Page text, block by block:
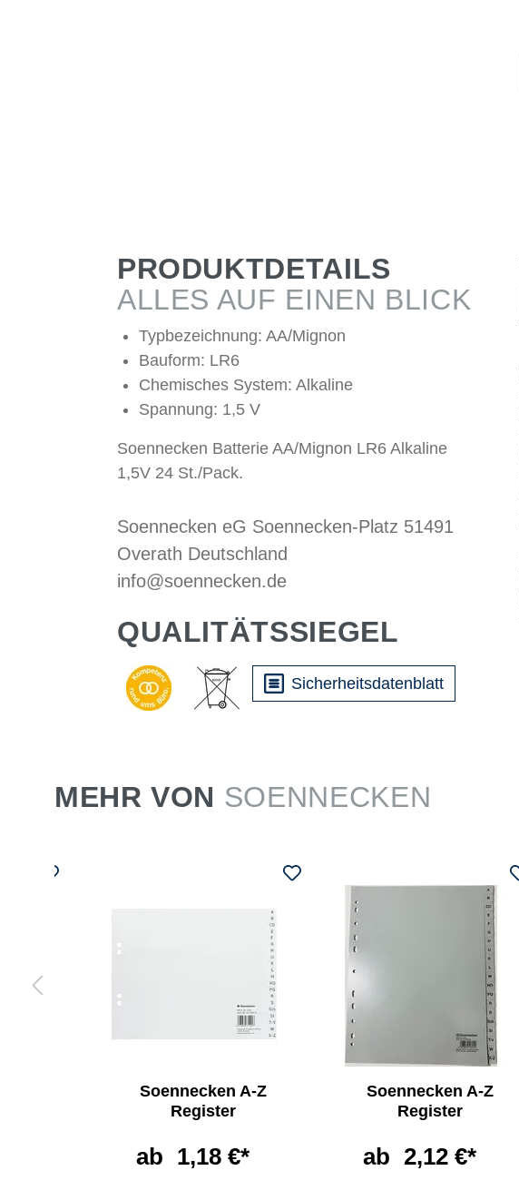
PRODUKTDETAILS
ALLES AUF EINEN BLICK
Typbezeichnung: AA/Mignon
Bauform: LR6
Chemisches System: Alkaline
Spannung: 1,5 V
Soennecken Batterie AA/Mignon LR6 Alkaline
1,5V 24 St./Pack.
Soennecken eG Soennecken-Platz 51491
Overath Deutschland
info@soennecken.de
QUALITÄTSSIEGEL
Sicherheitsdatenblatt
MEHR VON SOENNECKEN
Soennecken A-Z
Register
ab 1,18 €*
Soennecken A-Z
Register
ab 2,12 €*